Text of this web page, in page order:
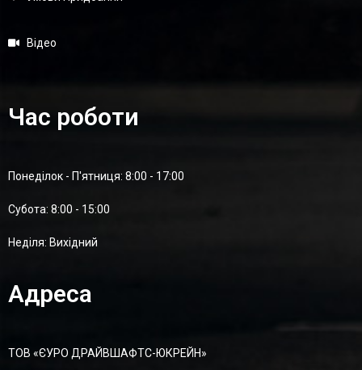
Відео
Час роботи
Понеділок - П'ятниця: 8:00 - 17:00
Суботa: 8:00 - 15:00
Неділя: Вихідний
Адреса
ТОВ «ЄУРО ДРАЙВШАФТC-ЮКРЕЙН»